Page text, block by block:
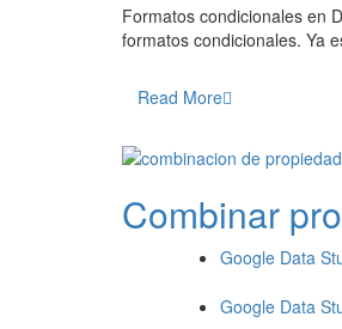
Formatos condicionales en
formatos condicionales. Ya
Read More
Combinar
Google Data
Google Data